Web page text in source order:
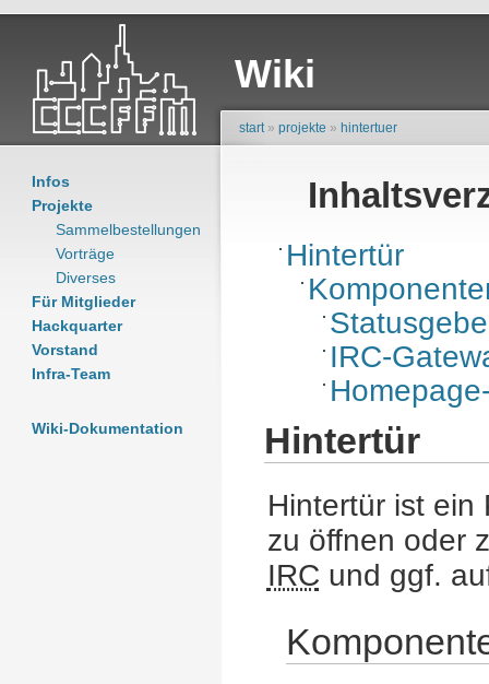
Wiki
Infos
Projekte
Sammelbestellungen
Vorträge
Diverses
Für Mitglieder
Hackquarter
Vorstand
Infra-Team
Wiki-Dokumentation
start » projekte » hintertuer
Hintertür
IRC-
Hintertür
Hintertür ist ein
zu öffnen oder
IRC und ggf.